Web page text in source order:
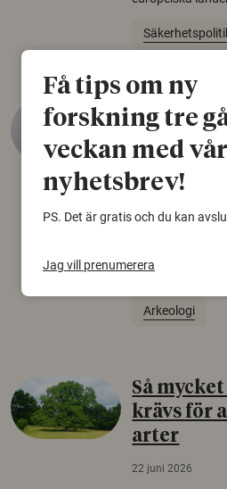
Gammalt
äldsta sko
björnfäll visar sig
Norden.
Arkeologi
Så
krävs för
arter
22 juni 2026
Få tips om ny
forskning tre
veckan med
nyhetsbrev!
PS. Det är gratis och du kan
Jag vill prenumerera